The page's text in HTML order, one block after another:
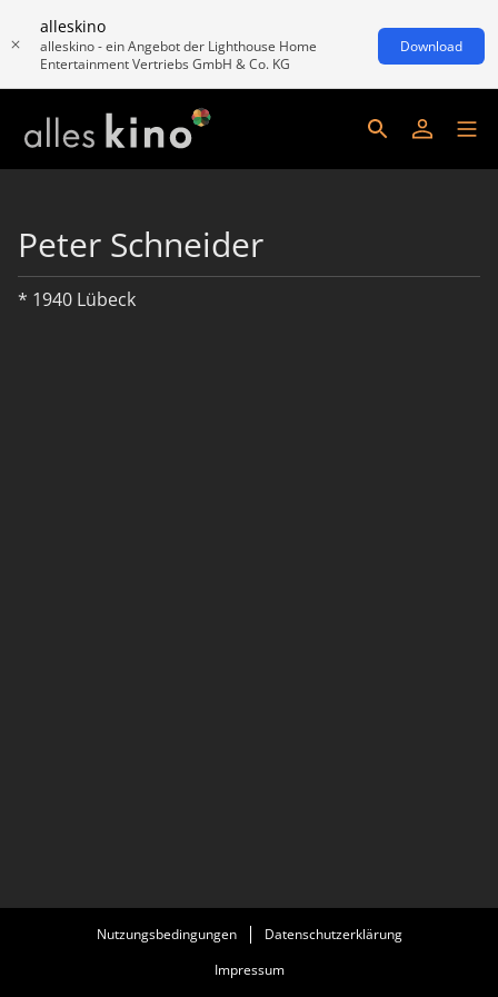
alleskino
alleskino - ein Angebot der Lighthouse Home
Entertainment Vertriebs GmbH & Co. KG
Download
Peter Schneider
* 1940 Lübeck
Nutzungsbedingungen
Datenschutzerklärung
Impressum